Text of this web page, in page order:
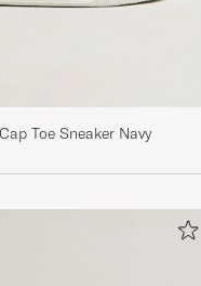
fine sko. Rask
Toe Sneaker Navy